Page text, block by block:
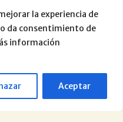
la experiencia de
da consentimiento de
información
Aceptar